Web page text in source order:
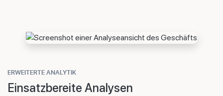
ERWEITERTE ANALYTIK
Einsatzbereite Analysen